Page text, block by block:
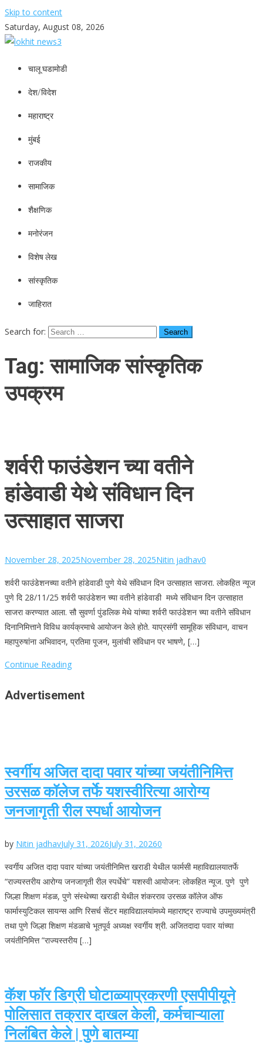
Skip to content
Saturday, August 08, 2026
lokhit news3
lokhit news 3
चालू घडामोडी
देश/विदेश
महाराष्ट्र
मुंबई
राजकीय
सामाजिक
शैक्षणिक
मनोरंजन
विशेष लेख
सांस्कृतिक
जाहिरात
Search for:
Tag:सामाजिक सांस्कृतिक
उपक्रम
शर्वरी फाउंडेशन च्या वतीने
हांडेवाडी येथे संविधान दिन
उत्साहात साजरा
November 28, 2025November 28, 2025Nitin jadhav0
शर्वरी फाउंडेशनच्या वतीने हांडेवाडी पुणे येथे संविधान दिन उत्साहात साजरा. लोकहित न्यूज
पुणे दि 28/11/25 शर्वरी फाउंडेशन च्या वतीने हांडेवाडी मध्ये संविधान दिन उत्साहात
साजरा करण्यात आला. सौ सुवर्णा पुंडलिक मेथे यांच्या शर्वरी फाउंडेशन च्या वतीने संविधान
दिनानिमित्ताने विविध कार्यक्रमाचे आयोजन केले होते. याप्रसंगी सामूहिक संविधान, वाचन
महापुरुषांना अभिवादन, प्रतिमा पूजन, मुलांची संविधान पर भाषणे, […]
Continue Reading
Advertisement
स्वर्गीय अजित दादा पवार यांच्या जयंतीनिमित्त
उरसळ कॉलेज तर्फे यशस्वीरित्या आरोग्य
जनजागृती रील स्पर्धा आयोजन
by Nitin jadhavJuly 31, 2026July 31, 20260
स्वर्गीय अजित दादा पवार यांच्या जयंतीनिमित्त खराडी येथील फार्मसी महाविद्यालयातर्फे
“राज्यस्तरीय आरोग्य जनजागृती रील स्पर्धेचे” यशस्वी आयोजन: लोकहित न्यूज. पुणे पुणे
जिल्हा शिक्षण मंडळ, पुणे संस्थेच्या खराडी येथील शंकरराव उरसळ कॉलेज ऑफ
फार्मास्युटिकल सायन्स आणि रिसर्च सेंटर महाविद्यालयांमध्ये महाराष्ट्र राज्याचे उपमुख्यमंत्री
तथा पुणे जिल्हा शिक्षण मंडळाचे भूतपूर्व अध्यक्ष स्वर्गीय श्री. अजितदादा पवार यांच्या
जयंतीनिमित्त ”राज्यस्तरीय […]
कॅश फॉर डिग्री घोटाळ्याप्रकरणी एसपीपीयूने
पोलिसात तक्रार दाखल केली, कर्मचाऱ्याला
निलंबित केले | पुणे बातम्या